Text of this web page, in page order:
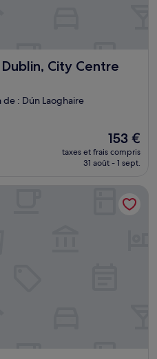
City Centre
City Centre
de : Dún Laoghaire
Le
nouveau
prix
153 €
153 €
taxes et frais compris
31 août - 1 sept.